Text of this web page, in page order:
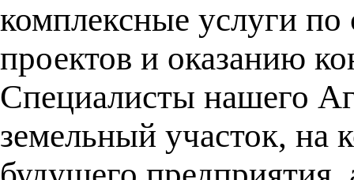
комплексные услуги
проектов и оказанию
Специалисты нашего
земельный участок, на